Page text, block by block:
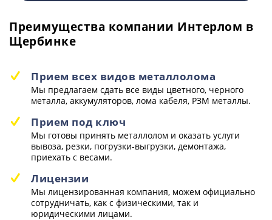
Преимущества компании Интерлом в
Щербинке
Прием всех видов металлолома
Мы предлагаем сдать все виды цветного, черного
металла, аккумуляторов, лома кабеля, РЗМ металлы.
Прием под ключ
Мы готовы принять металлолом и оказать услуги
вывоза, резки, погрузки-выгрузки, демонтажа,
приехать с весами.
Лицензии
Мы лицензированная компания, можем официально
сотрудничать, как с физическими, так и
юридическими лицами.